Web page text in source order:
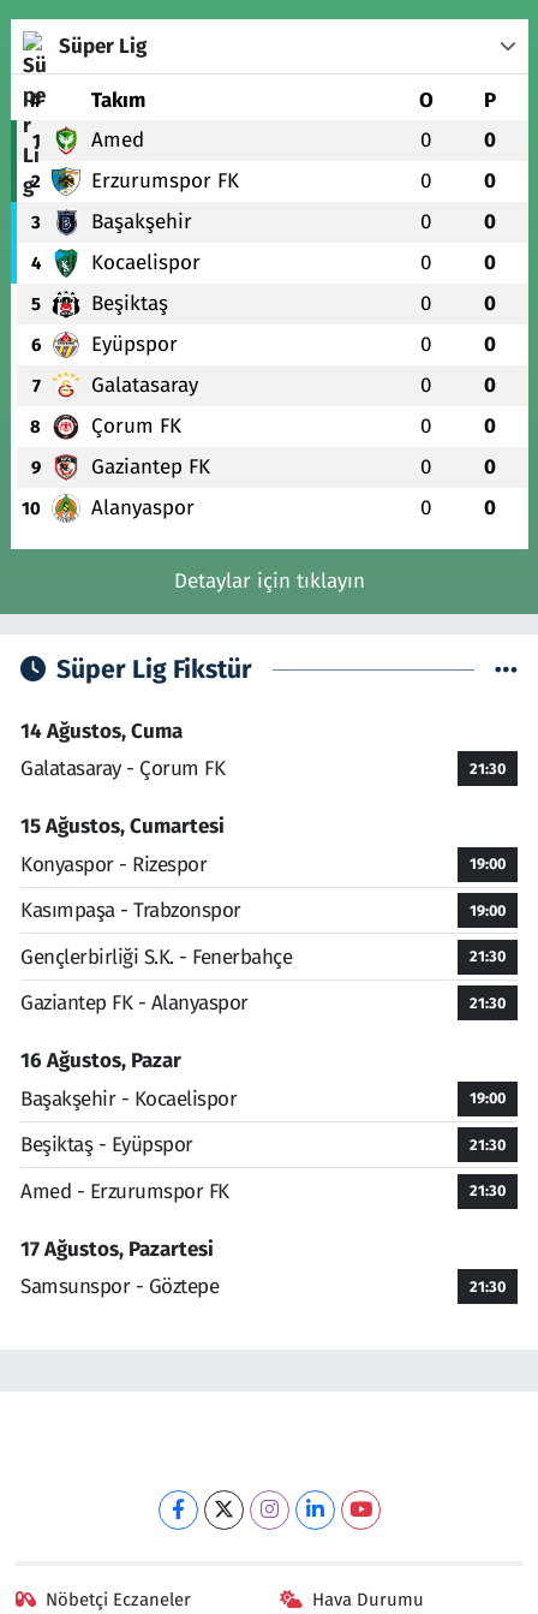
Süper Lig
# Takım O P
1 Amed 0 0
2 Erzurumspor FK 0 0
3 Başakşehir 0 0
4 Kocaelispor 0 0
5 Beşiktaş 0 0
6 Eyüpspor 0 0
7 Galatasaray 0 0
8 Çorum FK 0 0
9 Gaziantep FK 0 0
10 Alanyaspor 0 0
Detaylar için tıklayın
Süper Lig Fikstür
14 Ağustos, Cuma
Galatasaray - Çorum FK
21:30
15 Ağustos, Cumartesi
Konyaspor - Rizespor
19:00
Kasımpaşa - Trabzonspor 19:00
Gençlerbirliği S.K. - Fenerbahçe 21:30
Gaziantep FK - Alanyaspor 21:30
16 Ağustos, Pazar
Başakşehir - Kocaelispor
19:00
Beşiktaş - Eyüpspor 21:30
Amed - Erzurumspor FK 21:30
17 Ağustos, Pazartesi
Samsunspor - Göztepe
21:30
Nöbetçi Eczaneler Hava Durumu